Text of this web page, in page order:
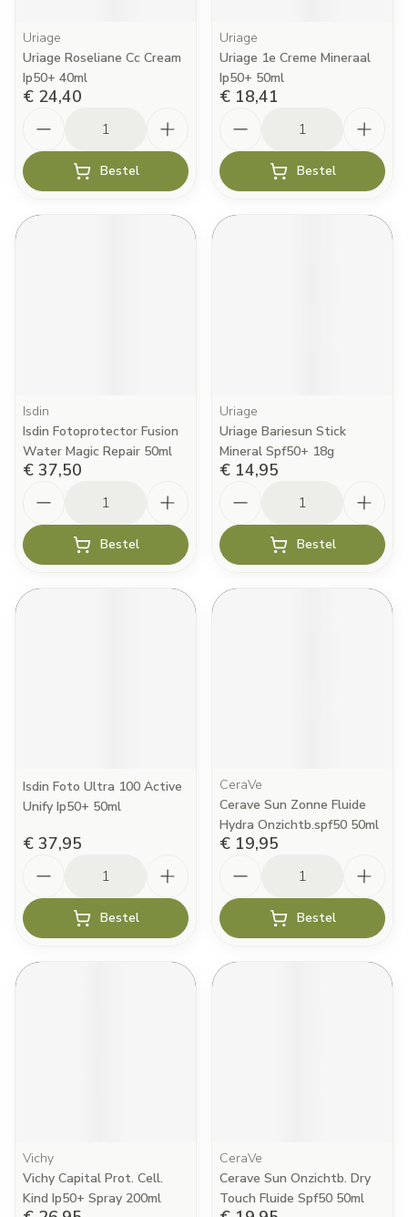
Uriage
Uriage Roseliane Cc Cream
Ip50+ 40ml
€ 24,40
Bestel
Uriage
Uriage 1e Creme Mineraal
Ip50+ 50ml
€ 18,41
Bestel
Isdin
Isdin Fotoprotector Fusion
Water Magic Repair 50ml
€ 37,50
Bestel
Uriage
Uriage Bariesun Stick
Mineral Spf50+ 18g
€ 14,95
Bestel
Isdin Foto Ultra 100 Active
Unify Ip50+ 50ml
€ 37,95
Bestel
CeraVe
Cerave Sun Zonne Fluide
Hydra Onzichtb.spf50 50ml
€ 19,95
Bestel
Vichy
Vichy Capital Prot. Cell.
Kind Ip50+ Spray 200ml
CeraVe
Cerave Sun Onzichtb. Dry
Touch Fluide Spf50 50ml